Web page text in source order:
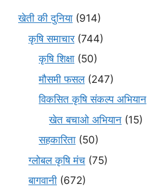
खेती की दुनिया (914)
कृषि समाचार(744)
कृषि शिक्षा (50)
मौसमी फसल(247)
विकसित कृषि संकल्प अभियान
खेत बचाओ अभियान (15)
सहकारिता (50)
ग्लोबल कृषि मंच (75)
बागवानी (672)